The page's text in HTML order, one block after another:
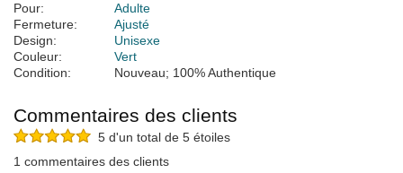
Pour:
Adulte
Fermeture:
Ajusté
Design:
Unisexe
Couleur:
Vert
Condition:
Nouveau; 100% Authentique
Commentaires des clients
5 d'un total de 5 étoiles
1 commentaires des clients